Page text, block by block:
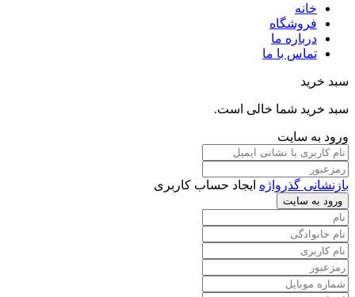
خانه
فروشگاه
درباره ما
تماس با ما
سبد خرید
سبد خرید شما خالی است.
ورود به سایت
بازنشانی گذرواژه ایجاد حساب کاربری
ورود به سایت